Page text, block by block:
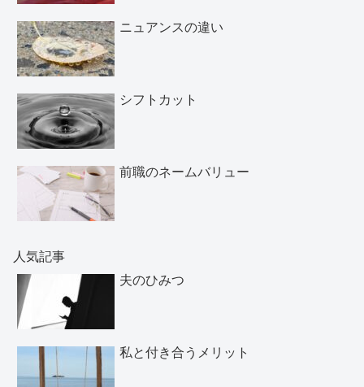
ニュアンスの違い
シフトカット
前職のネームバリュー
人気記事
夫のひみつ
私と付き合うメリット